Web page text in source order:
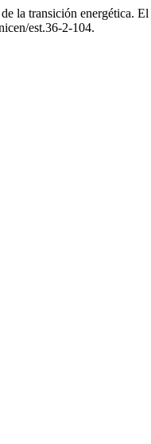
la transición energética.
est.36-2-104.